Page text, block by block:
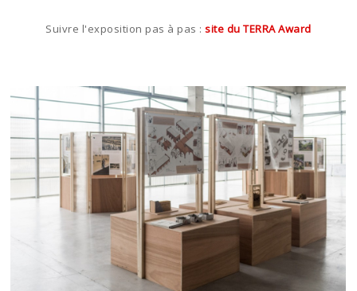
Suivre l'exposition pas à pas :site du TERRA Award